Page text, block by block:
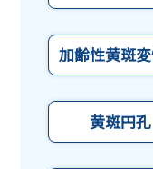
加齢性黄斑
黄斑円孔